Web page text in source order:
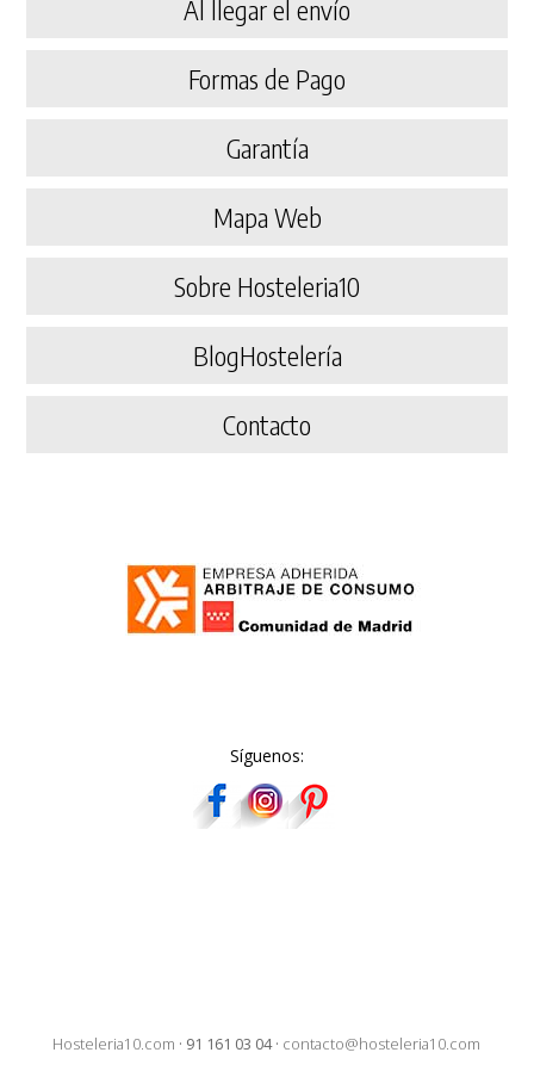
Al llegar el envío
Formas de Pago
Garantía
Mapa Web
Sobre Hosteleria10
BlogHostelería
Contacto
Síguenos:
Hosteleria10.com · 91 161 03 04· contacto@hosteleria10.com